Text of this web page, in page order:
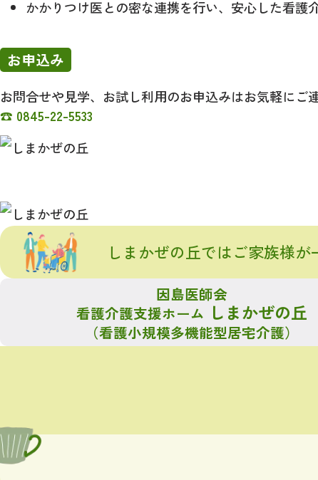
かかりつけ医との密な連携を行い、安心した看護
お申込み
お問合せや見学、お試し利用のお申込みはお気軽にご
☎ 0845-22-5533
しまかぜの丘ではご家族様
因島医師会
看護介護支援ホーム しまかぜの丘
（看護小規模多機能型居宅介護）